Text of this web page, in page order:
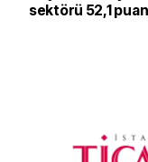
sektörü 52,1